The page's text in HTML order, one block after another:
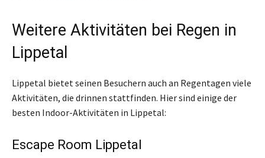
Weitere Aktivitäten bei Regen in
Lippetal
Lippetal bietet seinen Besuchern auch an Regentagen viele
Aktivitäten, die drinnen stattfinden. Hier sind einige der
besten Indoor-Aktivitäten in Lippetal:
Escape Room Lippetal